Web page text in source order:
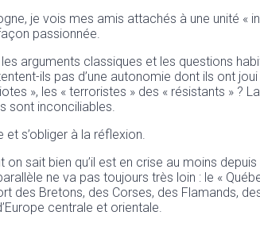
je vois mes amis attachés à une unité «
passionnée.
arguments classiques et les questions
ils pas d’une autonomie dont ils ont
», les « terroristes » des « résistants » ?
sont inconciliables.
s’obliger à la réflexion.
sait bien qu’il est en crise au moins
ne va pas toujours très loin : le «
des Bretons, des Corses, des Flamands,
centrale et orientale.